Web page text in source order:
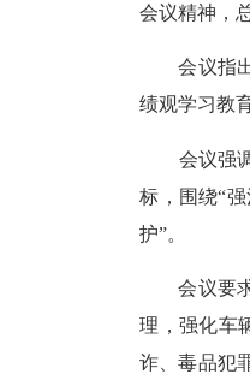
会议精神，
会议指出
绩观学习教
会议强调
标，围绕“
护”。
会议要求
理，强化车
诈、毒品犯